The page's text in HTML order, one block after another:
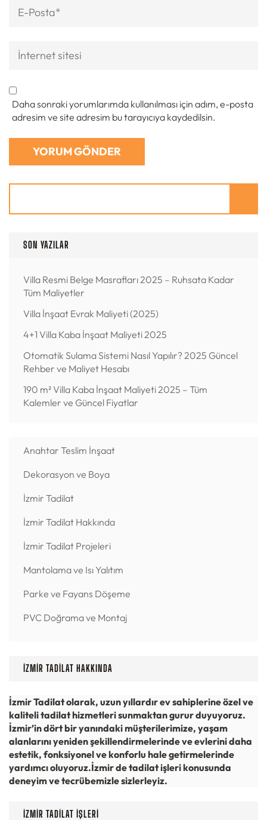
posta *
İnternet
sitesi
Daha sonraki yorumlarımda kullanılması için adım, e-posta
adresim ve site adresim bu tarayıcıya kaydedilsin.
SON YAZILAR
Villa Resmi Belge Masrafları 2025 – Ruhsata Kadar
Tüm Maliyetler
Villa İnşaat Evrak Maliyeti (2025)
4+1 Villa Kaba İnşaat Maliyeti 2025
Otomatik Sulama Sistemi Nasıl Yapılır? 2025 Güncel
Rehber ve Maliyet Hesabı
190 m² Villa Kaba İnşaat Maliyeti 2025 – Tüm
Kalemler ve Güncel Fiyatlar
Anahtar Teslim İnşaat
Dekorasyon ve Boya
İzmir Tadilat
İzmir Tadilat Hakkında
İzmir Tadilat Projeleri
Mantolama ve Isı Yalıtım
Parke ve Fayans Döşeme
PVC Doğrama ve Montaj
İZMIR TADILAT HAKKINDA
İzmir Tadilat olarak, uzun yıllardır ev sahiplerine özel ve
kaliteli tadilat hizmetleri sunmaktan gurur duyuyoruz.
İzmir’in dört bir yanındaki müşterilerimize, yaşam
alanlarını yeniden şekillendirmelerinde ve evlerini daha
estetik, fonksiyonel ve konforlu hale getirmelerinde
yardımcı oluyoruz.İzmir de tadilat işleri konusunda
deneyim ve tecrübemizle sizlerleyiz.
İZMIR TADILAT İŞLERI